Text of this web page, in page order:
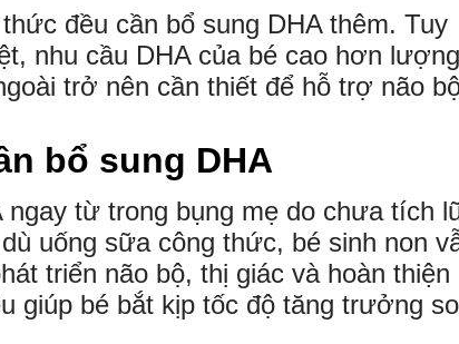
đều cần bổ sung DHA thêm. Tuy
nhu cầu DHA của bé cao hơn lượng
trở nên cần thiết để hỗ trợ não
bổ sung DHA
từ trong bụng mẹ do chưa tích
uống sữa công thức, bé sinh non
triển não bộ, thị giác và hoàn thiện
giúp bé bắt kịp tốc độ tăng trưởng so